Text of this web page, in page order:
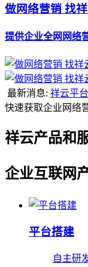
做网络营销 找
提供企业全网网络
最新消息: 祥云平
快速获取企业网络
祥云产品和
企业互联网
平台搭建
自主研